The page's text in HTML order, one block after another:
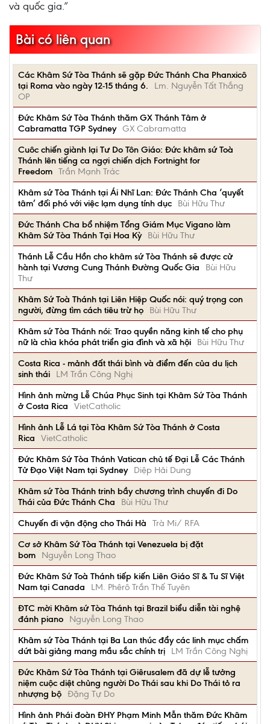
và quốc gia.”
Bài có liên quan
Các Khâm Sứ Tòa Thánh sẽ gặp Đức Thánh Cha Phanxicô
tại Roma vào ngày 12-15 tháng 6.
Lm. Nguyễn Tất Thắng
OP
Đức Khâm Sứ Tòa Thánh thăm GX Thánh Tâm ở
Cabramatta TGP Sydney GX Cabramatta
Cuôc chiến giành lại Tư Do Tôn Giáo: Đức khâm sứ Toà
Thánh lên tiếng ca ngợi chiến dịch Fortnight for
Freedom Trần Mạnh Trác
Khâm sứ Tòa Thánh tại Ái Nhĩ Lan: Đức Thánh Cha ‘quyết
tâm’ đối phó với việc lạm dụng tính dục
Bùi Hữu Thư
Đức Thánh Cha bổ nhiệm Tổng Giám Mục Vigano làm
Khâm Sứ Tòa Thánh Tại Hoa Kỳ
Bùi Hữu Thư
Thánh Lễ Cầu Hồn cho khâm sứ Tòa Thánh sẽ được cử
hành tại Vương Cung Thánh Đường Quốc Gia
Bùi Hữu
Thư
Khâm Sứ Toà Thánh tại Liên Hiệp Quốc nói: quý trọng con
người, đừng tìm cách tiêu trừ họ
Bùi Hữu Thư
Khâm sứ Tòa Thánh nói: Trao quyền năng kinh tế cho phụ
nữ là chìa khóa phát triển gia đình và xã hội
Bùi Hữu Thư
Costa Rica - mảnh đất thái bình và điểm đến của du lịch
sinh thái
LM Trần Công Nghị
Hình ảnh mừng Lễ Chúa Phục Sinh tại Khâm Sứ Tòa Thánh
ở Costa Rica
VietCatholic
Hình ảnh Lễ Lá tại Tòa Khâm Sứ Tòa Thánh ở Costa
Rica
VietCatholic
Đức Khâm Sứ Tòa Thánh Vatican chủ tế Đại Lễ Các Thánh
Tử Đạo Việt Nam tại Sydney
Diệp Hải Dung
Khâm sứ Tòa Thánh trinh bầy chương trình chuyến đi Do
Thái của Đức Thánh Cha
Bùi Hữu Thư
Chuyến đi vận động cho Thái Hà
Trà Mi/ RFA
Cơ sở Khâm Sứ Tòa Thánh tại Venezuela bị đặt
bom
Nguyễn Long Thao
Đức Khâm Sứ Toà Thánh tiếp kiến Liên Giáo Sĩ & Tu Sĩ Việt
Nam tại Canada
LM. Phêrô Trần Thế Tuyên
ĐTC mời Khâm sứ Tòa Thánh tại Brazil biểu diễn tài nghệ
đánh piano
Nguyễn Long Thao
Khâm sứ Tòa Thánh tại Ba Lan thúc đẩy các linh mục chấm
dứt bài giảng mang mầu sắc chính trị
LM Trần Công Nghị
Đức Khâm Sứ Tòa Thánh tại Giêrusalem đã dự lễ tưởng
niệm cuộc diệt chủng người Do Thái sau khi Do Thái tỏ ra
nhượng bộ Đặng Tự Do
Hình ảnh Phái đoàn ĐHY Phạm Minh Mẫn thăm Đức Khâm